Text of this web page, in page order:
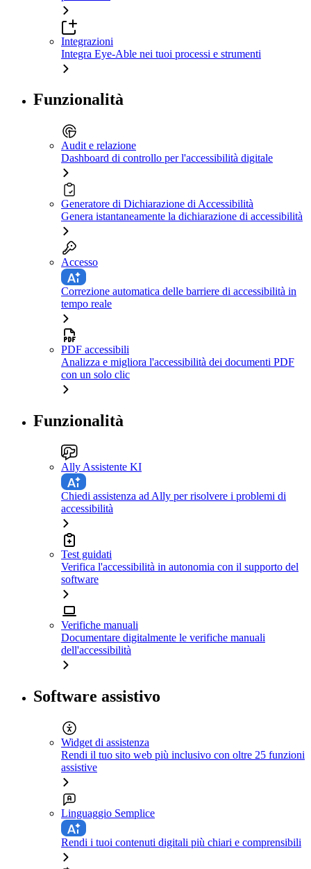
Integrazioni
Integra Eye-Able nei tuoi processi e strumenti
Funzionalità
Audit e relazione
Dashboard di controllo per l'accessibilità digitale
Generatore di Dichiarazione di Accessibilità
Genera istantaneamente la dichiarazione di accessibilità
Accesso
Correzione automatica delle barriere di accessibilità in
tempo reale
PDF accessibili
Analizza e migliora l'accessibilità dei documenti PDF
con un solo clic
Funzionalità
Ally Assistente KI
Chiedi assistenza ad Ally per risolvere i problemi di
accessibilità
Test guidati
Verifica l'accessibilità in autonomia con il supporto del
software
Verifiche manuali
Documentare digitalmente le verifiche manuali
dell'accessibilità
Software assistivo
Widget di assistenza
Rendi il tuo sito web più inclusivo con oltre 25 funzioni
assistive
Linguaggio Semplice
Rendi i tuoi contenuti digitali più chiari e comprensibili